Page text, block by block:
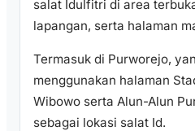
salat Idulfitri di area
lapangan, serta halaman
Termasuk di Purworejo,
menggunakan halaman
Wibowo serta Alun-Alun
sebagai lokasi salat Id.